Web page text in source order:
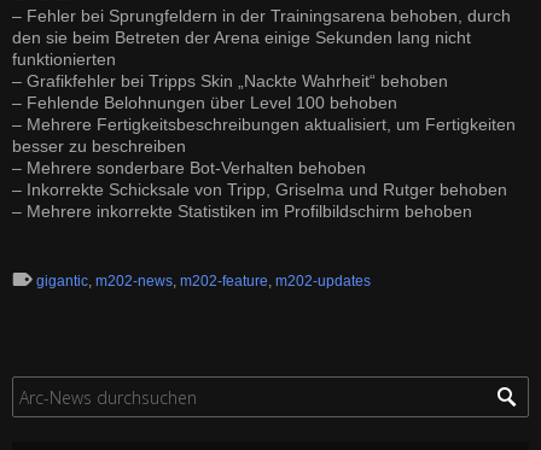
– Fehler bei Sprungfeldern in der Trainingsarena behoben, durch
den sie beim Betreten der Arena einige Sekunden lang nicht
funktionierten
– Grafikfehler bei Tripps Skin „Nackte Wahrheit“ behoben
– Fehlende Belohnungen über Level 100 behoben
– Mehrere Fertigkeitsbeschreibungen aktualisiert, um Fertigkeiten
besser zu beschreiben
– Mehrere sonderbare Bot-Verhalten behoben
– Inkorrekte Schicksale von Tripp, Griselma und Rutger behoben
– Mehrere inkorrekte Statistiken im Profilbildschirm behoben
gigantic, m202-news, m202-feature, m202-updates